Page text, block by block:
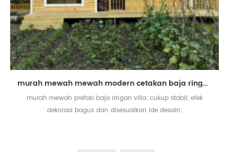
murah mewah mewah modern cetakan baja ringan vila untuk dijual
murah mewah prefab baja ringan villa; cukup stabil; efek
dekorasi bagus dan disesuaikan ide desain;